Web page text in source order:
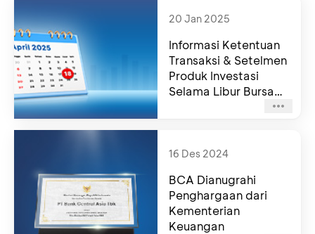
20 Jan 2025
Informasi Ketentuan
Transaksi & Setelmen
Produk Investasi
Selama Libur Bursa
16 Des 2024
BCA Dianugrahi
Penghargaan dari
Kementerian
Keuangan